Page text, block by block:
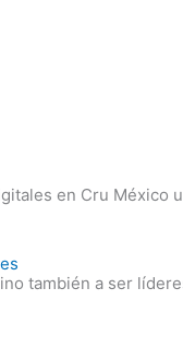
en Cru
también a ser